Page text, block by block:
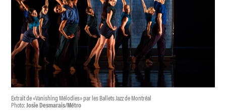
Extrait de «Vanishing Mélodies» par les Ballets Jazz de Montréal
Photo:Josie Desmarais/Métro